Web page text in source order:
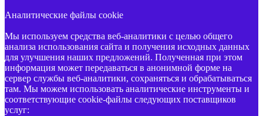
Аналитические файлы cookie
Мы используем средства веб-аналитики с целью общего
анализа использования сайта и получения исходных данных
для улучшения наших предложений. Полученная при этом
информация может передаваться в анонимной форме на
сервер службы веб-аналитики, сохраняться и обрабатываться
там. Мы можем использовать аналитические инструменты и
соответствующие cookie-файлы следующих поставщиков
услуг: